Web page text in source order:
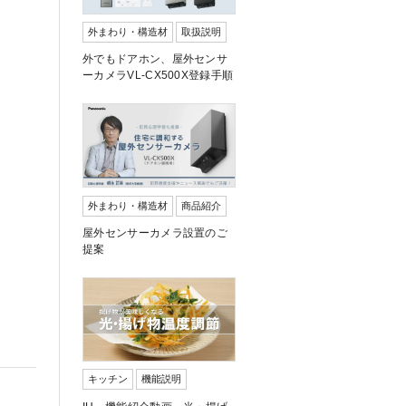
外まわり・構造材 取扱説明
外でもドアホン、屋外センサ
ーカメラVL-CX500X登録手順
外まわり・構造材 商品紹介
屋外センサーカメラ設置のご
提案
キッチン 機能説明